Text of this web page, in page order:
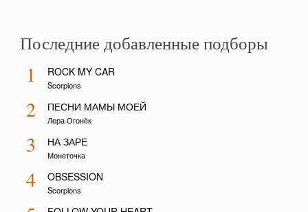
Последние добавленные подборы
1 ROCK MY CAR
Scorpions
2 ПЕСНИ МАМЫ МОЕЙ
Лера Огонёк
3 НА ЗАРЕ
Монеточка
4 OBSESSION
Scorpions